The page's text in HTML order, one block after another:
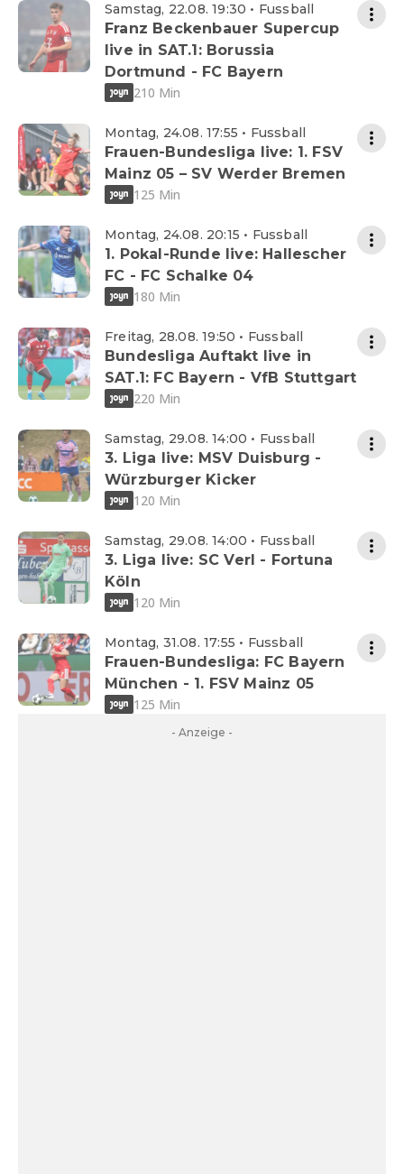
Samstag, 22.08. 19:30 • Fussball
Franz Beckenbauer Supercup
live in SAT.1: Borussia
Dortmund - FC Bayern
210 Min
Montag, 24.08. 17:55 • Fussball
Frauen-Bundesliga live: 1. FSV
Mainz 05 – SV Werder Bremen
125 Min
Montag, 24.08. 20:15 • Fussball
1. Pokal-Runde live: Hallescher
FC - FC Schalke 04
180 Min
Freitag, 28.08. 19:50 • Fussball
Bundesliga Auftakt live in
SAT.1: FC Bayern - VfB Stuttgart
220 Min
Samstag, 29.08. 14:00 • Fussball
3. Liga live: MSV Duisburg -
Würzburger Kicker
120 Min
Samstag, 29.08. 14:00 • Fussball
3. Liga live: SC Verl - Fortuna
Köln
120 Min
Montag, 31.08. 17:55 • Fussball
Frauen-Bundesliga: FC Bayern
München - 1. FSV Mainz 05
125 Min
- Anzeige -